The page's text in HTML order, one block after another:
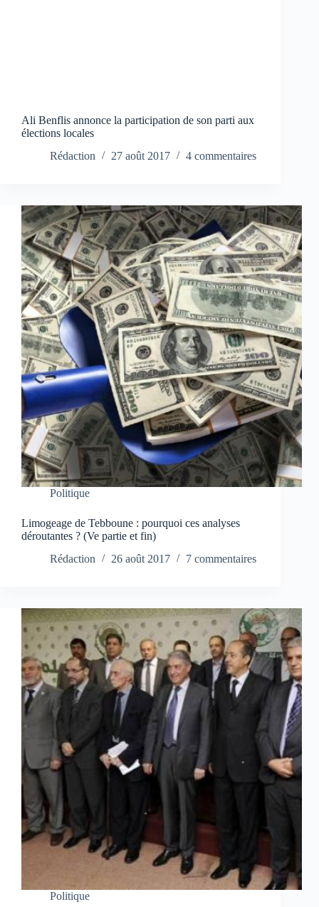
Ali Benflis annonce la participation de son parti aux
élections locales
Rédaction
27 août 2017 4 commentaires
Politique
Limogeage de Tebboune : pourquoi ces analyses
déroutantes ? (Ve partie et fin)
Rédaction
26 août 2017 7 commentaires
Politique